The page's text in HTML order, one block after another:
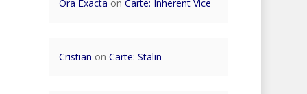
Ora Exacta on Carte: Inherent Vice
Cristian on Carte: Stalin